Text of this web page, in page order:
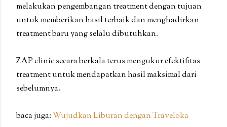
melakukan pengembangan treatment dengan tujuan
untuk memberikan hasil terbaik dan menghadirkan
treatment baru yang selalu dibutuhkan.
ZAP clinic secara berkala terus mengukur efektifitas
treatment untuk mendapatkan hasil maksimal dari
sebelumnya.
baca juga:Wujudkan Liburan dengan Traveloka